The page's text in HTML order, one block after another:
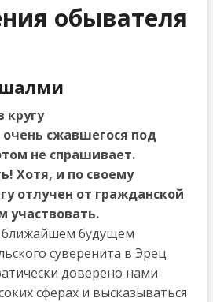
обывателя
кругу
сжавшегося под
не спрашивает.
Хотя, и по своему
отлучен от гражданской
участвовать.
будущем
суверенита в Эрец
доверено нами
сферах и высказываться